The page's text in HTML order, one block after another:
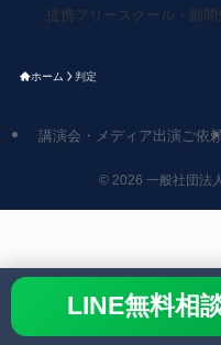
LINE無料相
提携フリースクール・顧問
ホーム 判定
講演会・メディア出演ご依
©2026 一般社団法